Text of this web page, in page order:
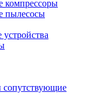
компрессоры
пылесосы
сопутствующие